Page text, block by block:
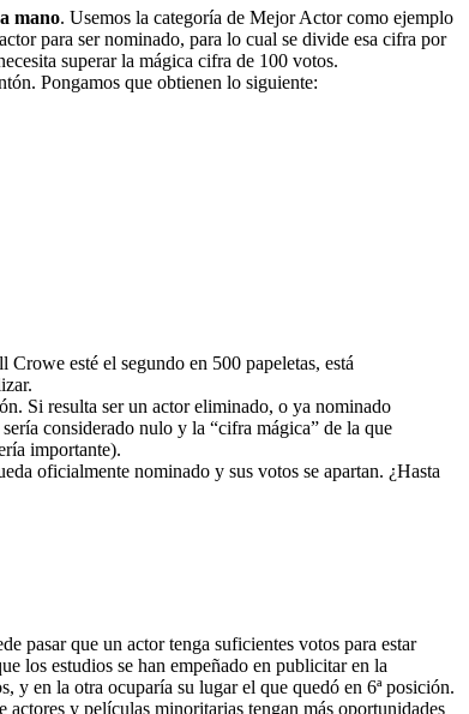
a mano. Usemos la categoría de Mejor Actor como ejemplo
para ser nominado, para lo cual se divide esa cifra por
superar la mágica cifra de 100 votos.
Pongamos que obtienen lo siguiente:
esté el segundo en 500 papeletas, está
Si resulta ser un actor eliminado, o ya nominado
considerado nulo y la “cifra mágica” de la que
importante).
oficialmente nominado y sus votos se apartan. ¿Hasta
pasar que un actor tenga suficientes votos para estar
los estudios se han empeñado en publicitar en la
y en la otra ocuparía su lugar el que quedó en 6ª posición.
actores y películas minoritarias tengan más oportunidades